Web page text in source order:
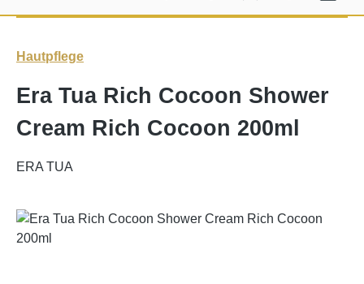
Hautpflege
Era Tua Rich Cocoon Shower
Cream Rich Cocoon 200ml
ERA TUA
Bildergalerie überspringen